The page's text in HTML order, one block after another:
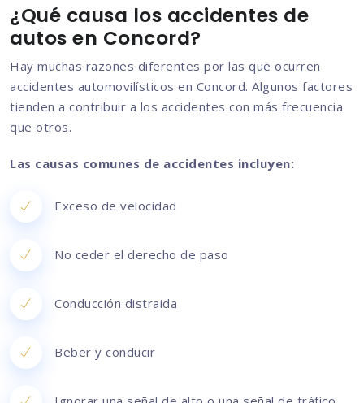
¿Qué causa los accidentes de
autos en Concord?
Hay muchas razones diferentes por las que ocurren
accidentes automovilísticos en Concord. Algunos factores
tienden a contribuir a los accidentes con más frecuencia
que otros.
Las causas comunes de accidentes incluyen:
Exceso de velocidad
No ceder el derecho de paso
Conducción distraida
Beber y conducir